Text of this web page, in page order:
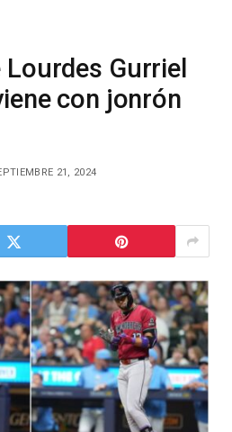
Gurriel
con jonrón
21, 2024